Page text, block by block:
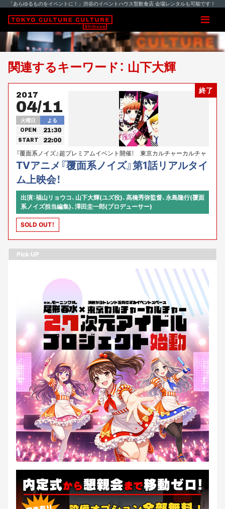
「あらゆるものをイベントに！」渋谷のイベントハウス型飲食店 会場レンタルも可能です！
関連するキーワード： 山下大輝
終了
2017
04/11
火曜日 よる
OPEN 21:30
START 22:00
『覆面系ノイズ』超プレミアムイベント開催！ 東京カルチャーカルチャ
ーpresents
TVアニメ『覆面系ノイズ』第1話リアルタイ
ム上映会！
出演：福山リョウコ、山下大輝(ユズ役)、髙橋秀弥監督、永島隆行(覆面
系ノイズ担当編集)、澤田圭一郎(プロデューサー)
SOLD OUT！
Pick UP